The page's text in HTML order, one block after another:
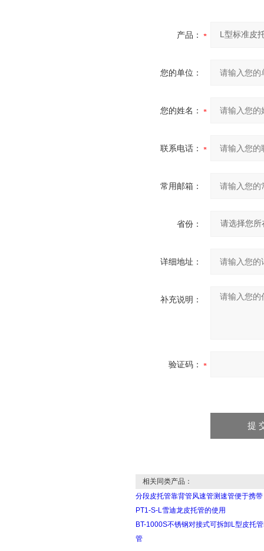
产品：
您的单位：
您的姓名：
联系电话：
常用邮箱：
省份：
详细地址：
补充说明：
验证码：
相关同类产品：
分段皮托管靠背管风速管测速管便于携带
PT1-S-L雪迪龙皮托管的使用
BT-1000S不锈钢对接式可拆卸L型皮托
管